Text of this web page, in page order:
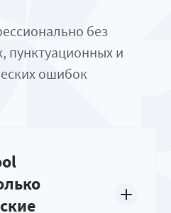
без
пунктуационных и
ошибок